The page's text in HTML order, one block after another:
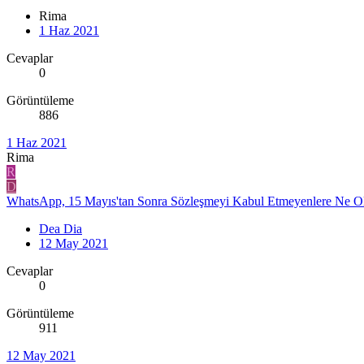
Rima
1 Haz 2021
Cevaplar
0
Görüntüleme
886
1 Haz 2021
Rima
R
D
WhatsApp, 15 Mayıs'tan Sonra Sözleşmeyi Kabul Etmeyenlere Ne
Dea Dia
12 May 2021
Cevaplar
0
Görüntüleme
911
12 May 2021